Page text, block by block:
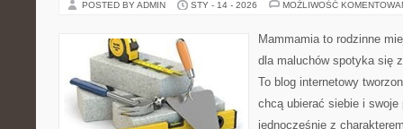
POSTED BY ADMIN STY - 14 - 2026 MOŻLIWOŚĆ
Mammamia to rodzinne
dla maluchów spotyka się
To blog internetowy
chcą ubierać siebie i
jednocześnie z